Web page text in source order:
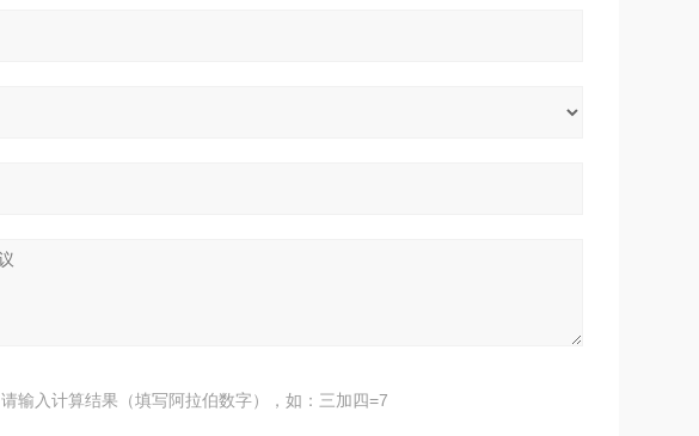
请输入计算结果（填写阿拉伯数字），如：三加四=7